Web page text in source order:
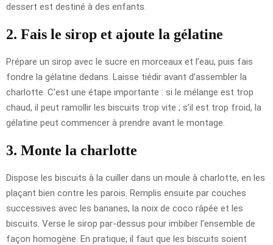
dessert est destiné à des enfants.
2. Fais le sirop et ajoute la gélatine
Prépare un sirop avec le sucre en morceaux et l’eau, puis fais
fondre la gélatine dedans. Laisse tiédir avant d’assembler la
charlotte. C’est une étape importante : si le mélange est trop
chaud, il peut ramollir les biscuits trop vite ; s’il est trop froid, la
gélatine peut commencer à prendre avant le montage.
3. Monte la charlotte
Dispose les biscuits à la cuiller dans un moule à charlotte, en les
plaçant bien contre les parois. Remplis ensuite par couches
successives avec les bananes, la noix de coco râpée et les
biscuits. Verse le sirop par-dessus pour imbiber l’ensemble de
façon homogène. En pratique, il faut que les biscuits soient